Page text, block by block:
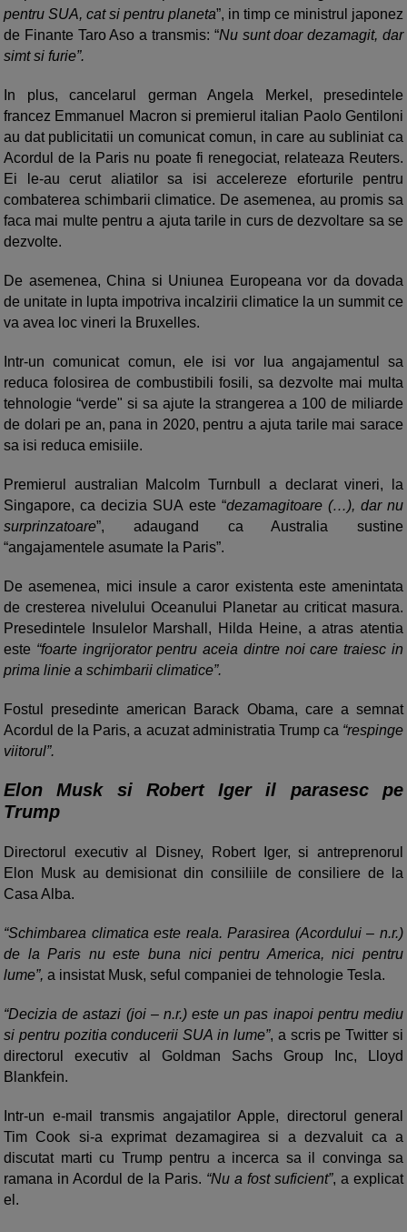
pentru SUA, cat si pentru planeta”, in timp ce ministrul japonez
de Finante Taro Aso a transmis: “Nu sunt doar dezamagit, dar
simt si furie”.
In plus, cancelarul german Angela Merkel, presedintele
francez Emmanuel Macron si premierul italian Paolo Gentiloni
au dat publicitatii un comunicat comun, in care au subliniat ca
Acordul de la Paris nu poate fi renegociat, relateaza Reuters.
Ei le-au cerut aliatilor sa isi accelereze eforturile pentru
combaterea schimbarii climatice. De asemenea, au promis sa
faca mai multe pentru a ajuta tarile in curs de dezvoltare sa se
dezvolte.
De asemenea, China si Uniunea Europeana vor da dovada
de unitate in lupta impotriva incalzirii climatice la un summit ce
va avea loc vineri la Bruxelles.
Intr-un comunicat comun, ele isi vor lua angajamentul sa
reduca folosirea de combustibili fosili, sa dezvolte mai multa
tehnologie “verde" si sa ajute la strangerea a 100 de miliarde
de dolari pe an, pana in 2020, pentru a ajuta tarile mai sarace
sa isi reduca emisiile.
Premierul australian Malcolm Turnbull a declarat vineri, la
Singapore, ca decizia SUA este “dezamagitoare (…), dar nu
surprinzatoare”, adaugand ca Australia sustine
“angajamentele asumate la Paris”.
De asemenea, mici insule a caror existenta este amenintata
de cresterea nivelului Oceanului Planetar au criticat masura.
Presedintele Insulelor Marshall, Hilda Heine, a atras atentia
este “foarte ingrijorator pentru aceia dintre noi care traiesc in
prima linie a schimbarii climatice”.
Fostul presedinte american Barack Obama, care a semnat
Acordul de la Paris, a acuzat administratia Trump ca “respinge
viitorul”.
Elon Musk si Robert Iger il parasesc pe
Trump
Directorul executiv al Disney, Robert Iger, si antreprenorul
Elon Musk au demisionat din consiliile de consiliere de la
Casa Alba.
“Schimbarea climatica este reala. Parasirea (Acordului – n.r.)
de la Paris nu este buna nici pentru America, nici pentru
lume”, a insistat Musk, seful companiei de tehnologie Tesla.
“Decizia de astazi (joi – n.r.) este un pas inapoi pentru mediu
si pentru pozitia conducerii SUA in lume”, a scris pe Twitter si
directorul executiv al Goldman Sachs Group Inc, Lloyd
Blankfein.
Intr-un e-mail transmis angajatilor Apple, directorul general
Tim Cook si-a exprimat dezamagirea si a dezvaluit ca a
discutat marti cu Trump pentru a incerca sa il convinga sa
ramana in Acordul de la Paris. “Nu a fost suficient”, a explicat
el.